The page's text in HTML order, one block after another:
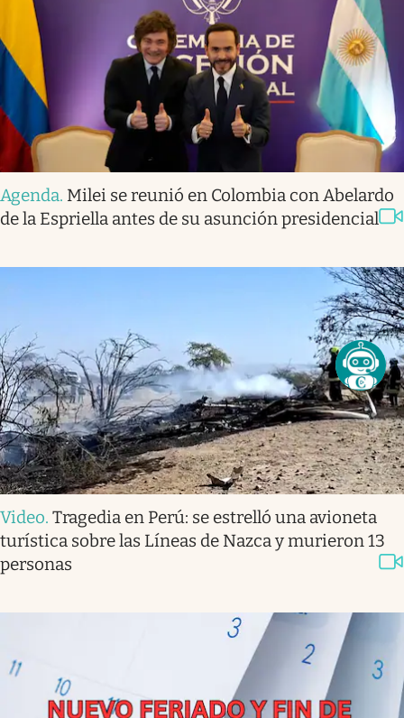
Agenda. Milei se reunió en Colombia con Abelardo
de la Espriella antes de su asunción presidencial
Video. Tragedia en Perú: se estrelló una avioneta
turística sobre las Líneas de Nazca y murieron 13
personas